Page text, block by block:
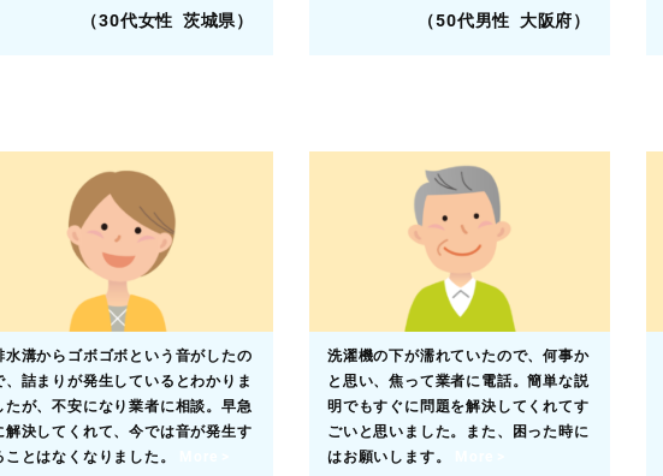
（30代女性 茨城県） （50代男性 大阪府）
水溝からゴボゴボという音がしたの
、詰まりが発生しているとわかりま
たが、不安になり業者に相談。早急
解決してくれて、今では音が発生す
ことはなくなりました。
洗濯機の下が濡れていたので、何事か
と思い、焦って業者に電話。簡単な説
明でもすぐに問題を解決してくれてす
ごいと思いました。また、困った時に
はお願いします。